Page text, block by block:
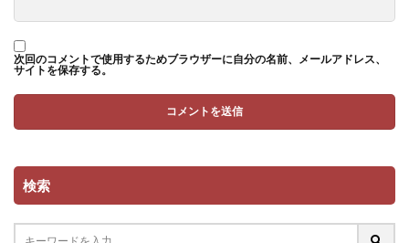
次回のコメントで使用するためブラウザーに自分の名前、メールアドレス、
サイトを保存する。
検索